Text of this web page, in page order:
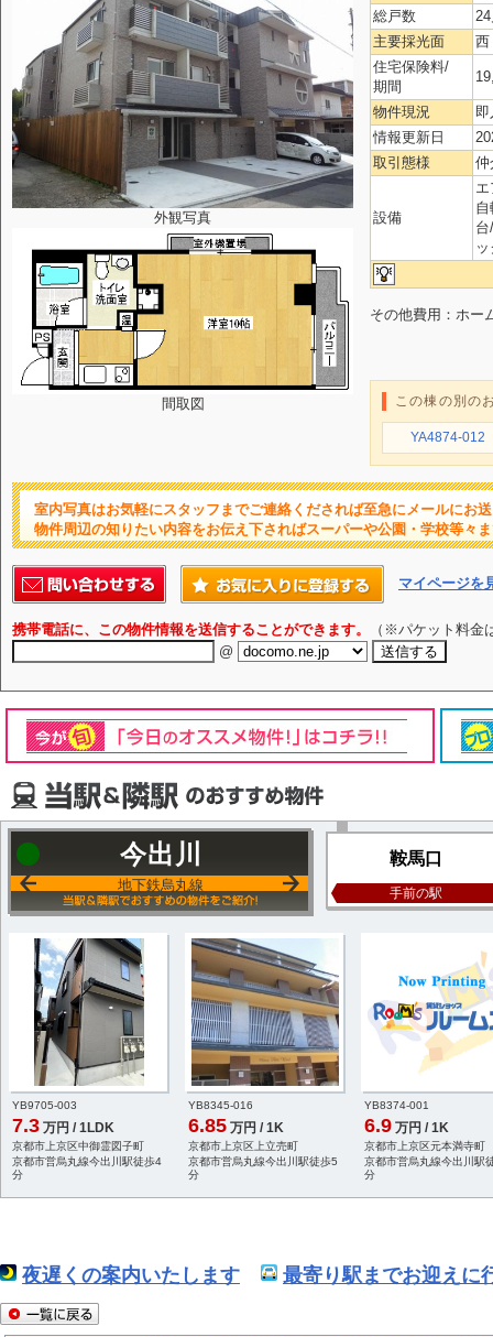
外観写真
間取図
総戸数
主要採光面
西
住宅保険料/
期間
物件現況
情報更新日
取引態様
仲
設備
その他費用：ホー
この棟の別の
YA4874-012
室内写真はお気軽にスタッフまでご連絡くだされば至急にメールにお
物件周辺の知りたい内容をお伝え下さればスーパーや公園・学校等々
マイページを
携帯電話に、この物件情報を送信することができます。
（※パケット料金
@
今出川
地下鉄烏丸線
鞍馬口
手前の駅
YB9705-003
7.3 万円 / 1LDK
京都市上京区中御霊図子町
京都市営烏丸線今出川駅徒歩4
分
YB8345-016
6.85 万円 / 1K
京都市上京区上立売町
京都市営烏丸線今出川駅徒歩5
分
YB8374-001
6.9 万円 / 1K
京都市上京区元本満寺町
京都市営烏丸線今出川駅
分
夜遅くの案内いたします 最寄り駅までお迎えに